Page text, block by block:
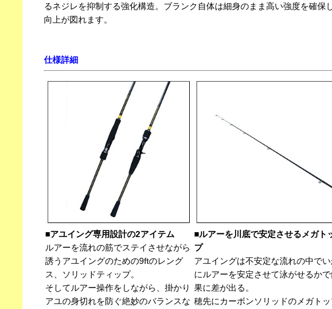
るネジレを抑制する強化構造。ブランク自体は細身のまま高い強度を確保
向上が図れます。
仕様詳細
■アユイング専用設計の2アイテム
ルアーを流れの筋でステイさせながら
誘うアユイングのための9ftのレング
ス、ソリッドティップ。
そしてルアー操作をしながら、掛かり
アユの身切れを防ぐ絶妙のバランスな
■ルアーを川底で安定させるメガト
プ
アユイングは不安定な流れの中で
にルアーを安定させて泳がせるかで
果に差が出る。
穂先にカーボンソリッドのメガト